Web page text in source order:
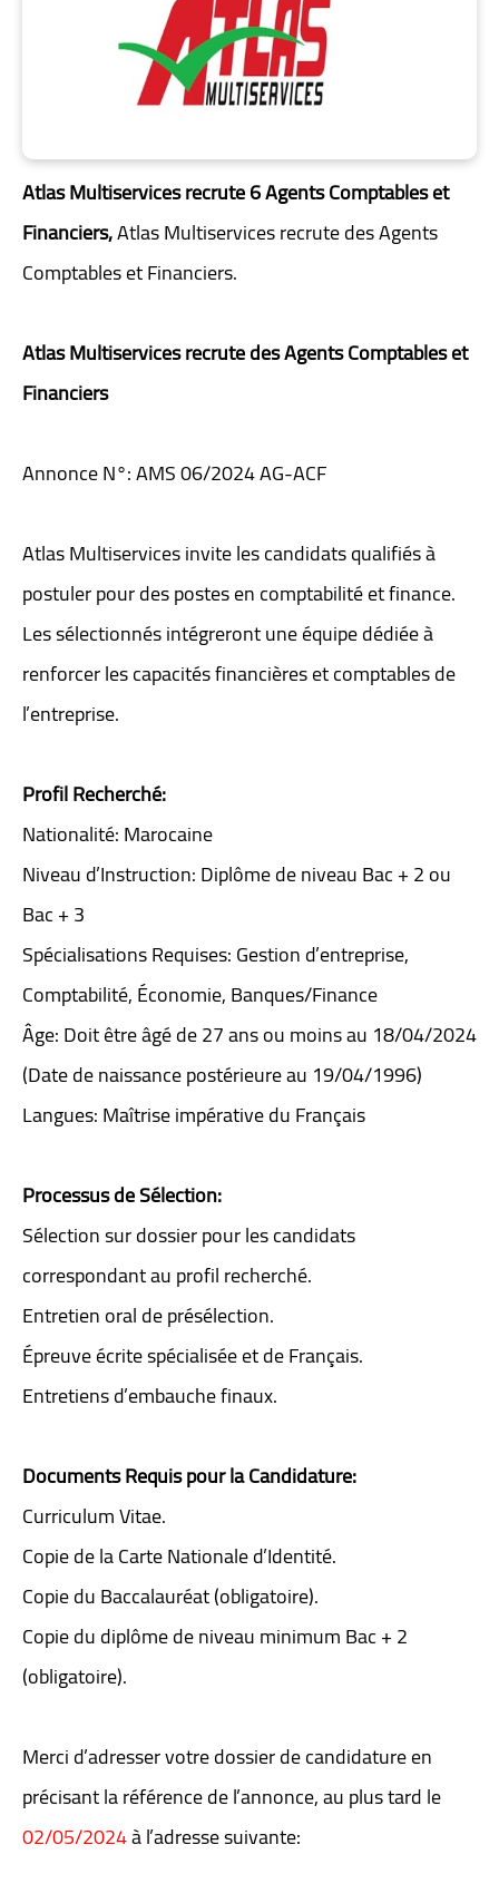
Atlas Multiservices recrute 6 Agents Comptables et
Financiers,Atlas Multiservices recrute des Agents
Comptables et Financiers.
Atlas Multiservices recrute des Agents Comptables et
Financiers
Annonce N°: AMS 06/2024 AG-ACF
Atlas Multiservices invite les candidats qualifiés à
postuler pour des postes en comptabilité et finance.
Les sélectionnés intégreront une équipe dédiée à
renforcer les capacités financières et comptables de
l’entreprise.
Profil Recherché:
Nationalité: Marocaine
Niveau d’Instruction: Diplôme de niveau Bac + 2 ou
Bac + 3
Spécialisations Requises: Gestion d’entreprise,
Comptabilité, Économie, Banques/Finance
Âge: Doit être âgé de 27 ans ou moins au 18/04/2024
(Date de naissance postérieure au 19/04/1996)
Langues: Maîtrise impérative du Français
Processus de Sélection:
Sélection sur dossier pour les candidats
correspondant au profil recherché.
Entretien oral de présélection.
Épreuve écrite spécialisée et de Français.
Entretiens d’embauche finaux.
Documents Requis pour la Candidature:
Curriculum Vitae.
Copie de la Carte Nationale d’Identité.
Copie du Baccalauréat (obligatoire).
Copie du diplôme de niveau minimum Bac + 2
(obligatoire).
Merci d’adresser votre dossier de candidature en
précisant la référence de l’annonce, au plus tard le
02/05/2024à l’adresse suivante: